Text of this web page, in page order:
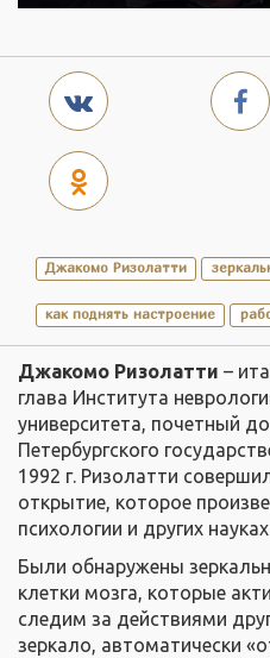
Джакомо Ризолатти
как поднять настроение
Джакомо Ризолатти –
глава Института
университета, почетный
Петербургского
1992 г. Ризолатти
открытие, которое
психологии и других
Были обнаружены
клетки мозга, которые
следим за действиями
зеркало, автоматически